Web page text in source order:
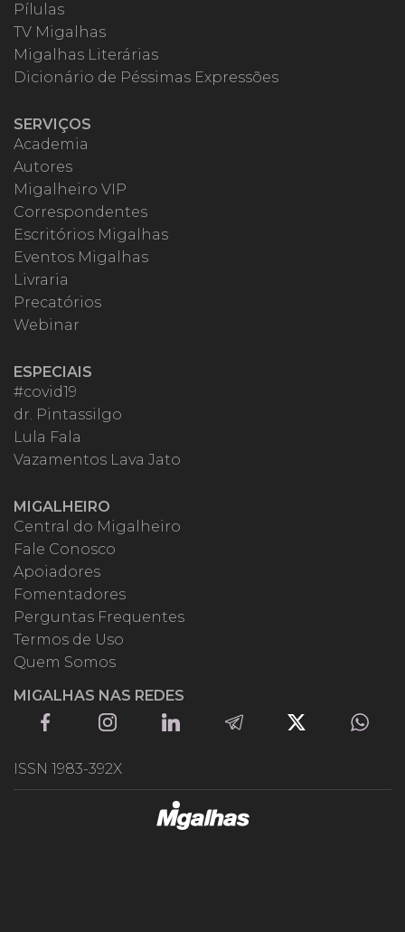
Pílulas
TV Migalhas
Migalhas Literárias
Dicionário de Péssimas Expressões
SERVIÇOS
Academia
Autores
Migalheiro VIP
Correspondentes
Escritórios Migalhas
Eventos Migalhas
Livraria
Precatórios
Webinar
ESPECIAIS
#covid19
dr. Pintassilgo
Lula Fala
Vazamentos Lava Jato
MIGALHEIRO
Central do Migalheiro
Fale Conosco
Apoiadores
Fomentadores
Perguntas Frequentes
Termos de Uso
Quem Somos
MIGALHAS NAS REDES
ISSN 1983-392X